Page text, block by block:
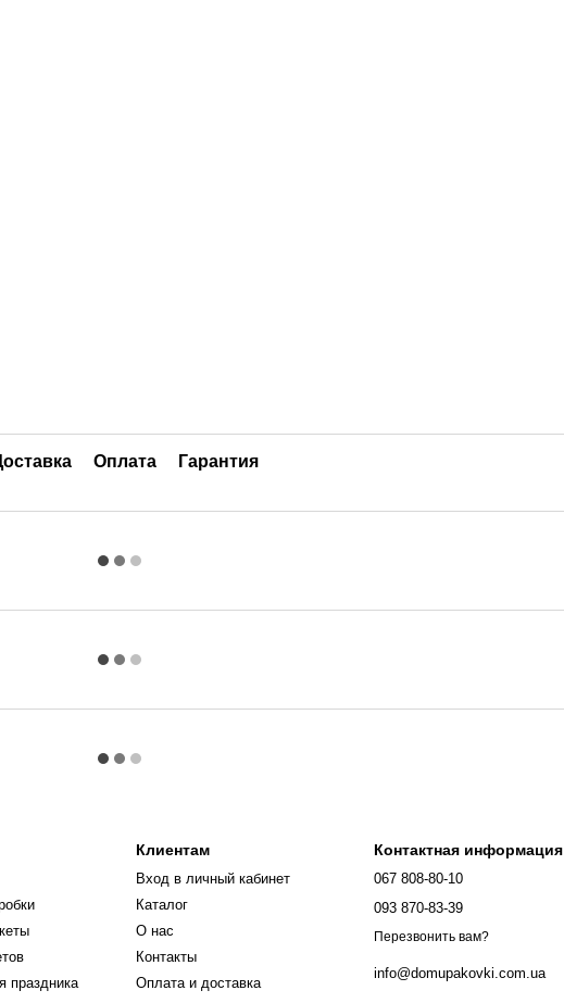
Оплата Гарантия
праздника
Клиентам
Вход в личный кабинет
Каталог
О нас
Контакты
Оплата и доставка
Контактная информация
067 808-80-10
093 870-83-39
Перезвонить вам?
info@domupakovki.com.ua